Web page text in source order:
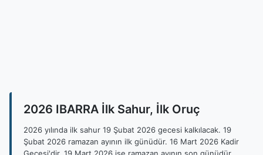
2026 IBARRA İlk Sahur, İlk Oruç
2026 yılında ilk sahur 19 Şubat 2026 gecesi kalkılacak. 19
Şubat 2026 ramazan ayının ilk günüdür. 16 Mart 2026 Kadir